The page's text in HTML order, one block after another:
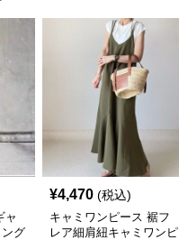
ャ
グ
¥4,470 (税込)
キャミワンピース 裾フ
レア細肩紐キャミワンピ